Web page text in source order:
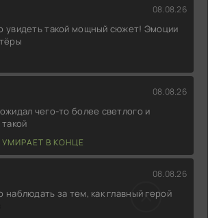
08.08.26
увидеть такой мощный сюжет! Эмоции
08.08.26
чего-то более светлого и
В КОНЦЕ
08.08.26
наблюдать за тем, как главный герой